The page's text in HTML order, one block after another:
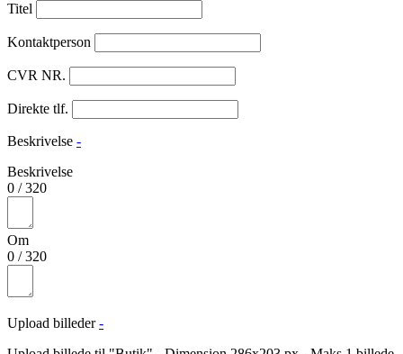
Titel
Kontaktperson
CVR NR.
Direkte tlf.
Beskrivelse -
Beskrivelse
0 /320
Om
0 /320
Upload billeder -